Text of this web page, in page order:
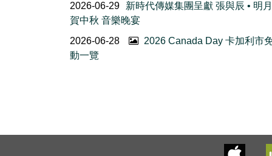
2026-06-29
新時代傳媒集團呈獻 張與辰 • 明
賀中秋 音樂晚宴
2026-06-28
2026 Canada Day 卡加利市
動一覽